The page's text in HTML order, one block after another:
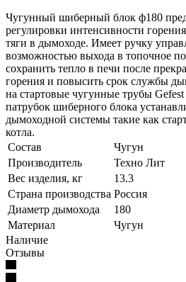
Чугунный шиберный блок ф180
регулировки интенсивности
тяги в дымоходе. Имеет ручку
возможностью выхода в топочное
сохранить тепло в печи после
горения и повысить срок службы
на стартовые чугунные трубы
патрубок шиберного блока
дымоходной системы такие как
котла.
Состав
Чугун
Производитель
Техно Лит
Вес изделия, кг
13.3
Страна производства Россия
Диаметр дымохода
180
Материал
Чугун
Наличие
Отзывы